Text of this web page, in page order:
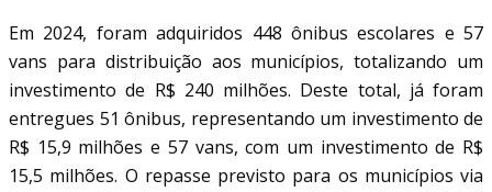
Em 2024, foram adquiridos 448 ônibus escolares e 57
vans para distribuição aos municípios, totalizando um
investimento de R$ 240 milhões. Deste total, já foram
entregues 51 ônibus, representando um investimento de
R$ 15,9 milhões e 57 vans, com um investimento de R$
15,5 milhões. O repasse previsto para os municípios via